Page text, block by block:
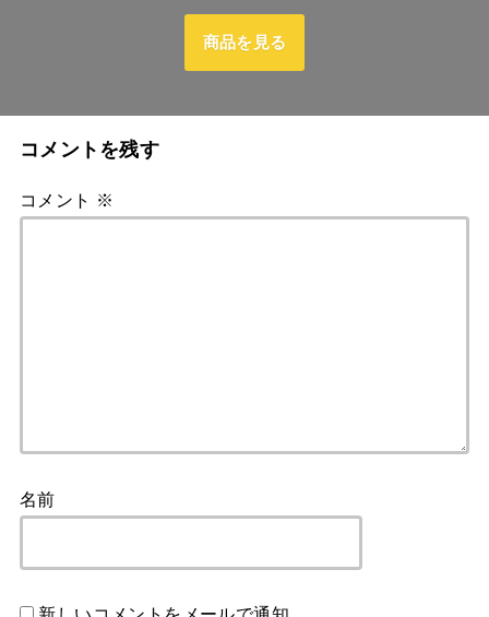
商品を見る
コメントを残す
コメント ※
名前